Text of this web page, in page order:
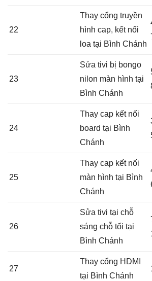
22
Thay cổng truyền
hình cap, kết nối
loa tại Bình Chánh
23
Sửa tivi bị bongo
nilon màn hình tại
Bình Chánh
24
Thay cap kết nối
board tại Bình
Chánh
25
Thay cap kết nối
màn hình tại Bình
Chánh
26
Sửa tivi tại chỗ
sáng chỗ tối tại
Bình Chánh
27
Thay cổng HDMI
tại Bình Chánh